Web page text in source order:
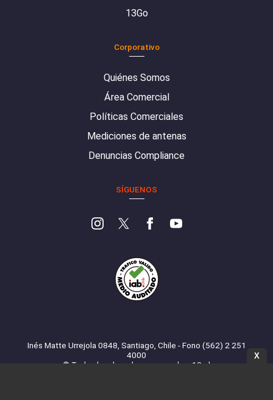
13Go
Corporativo
Quiénes Somos
Área Comercial
Políticas Comerciales
Mediciones de antenas
Denuncias Compliance
SÍGUENOS
Inés Matte Urrejola 0848, Santiago, Chile - Fono (562) 2 251
4000
© Todos los derechos reservados. 13.cl
X